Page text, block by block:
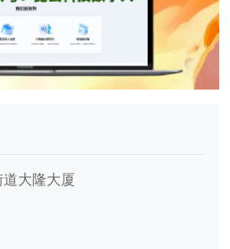
大隆大厦